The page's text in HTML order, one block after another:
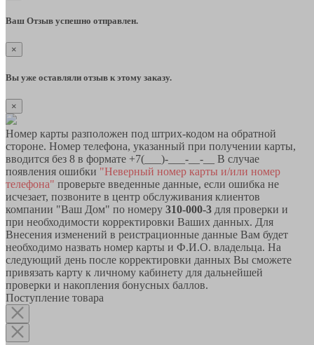
Ваш Отзыв успешно отправлен.
×
Вы уже оставляли отзыв к этому заказу.
×
Номер карты разположен под штрих-кодом на обратной
стороне. Номер телефона, указанный при получении карты,
вводится без 8 в формате +7(___)-___-__-__ В случае
появления ошибки "Неверный номер карты и/или номер
телефона" проверьте введенные данные, если ошибка не
исчезает, позвоните в центр обслуживания клиентов
компании "Ваш Дом" по номеру 310-000-3 для проверки и
при необходимости корректировки Ваших данных. Для
Внесения изменений в реистрационные данные Вам будет
необходимо назвать номер карты и Ф.И.О. владельца. На
следующий день после корректировки данных Вы сможете
привязать карту к личному кабинету для дальнейшей
проверки и накопления бонусных баллов.
Поступление товара